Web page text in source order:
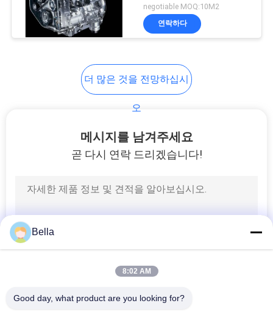
요
생
활
호
직물, 직물, 직물
전도성 Masterbatch
negotiable MOQ:10M2
연락하다
더 많은 것을 전망하십시
오
메시지를 남겨주세요
곧 다시 연락 드리겠습니다!
Bella
8:02 AM
Good day, what product are you looking for?